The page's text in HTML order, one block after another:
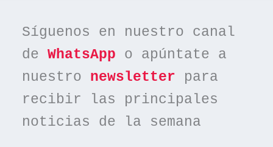
Síguenos en nuestro canal
de WhatsApp o apúntate a
nuestro newsletter para
recibir las principales
noticias de la semana